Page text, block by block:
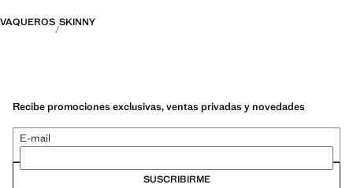
VAQUEROS SKINNY
Recibe promociones exclusivas, ventas privadas y novedades
E-mail
SUSCRIBIRME